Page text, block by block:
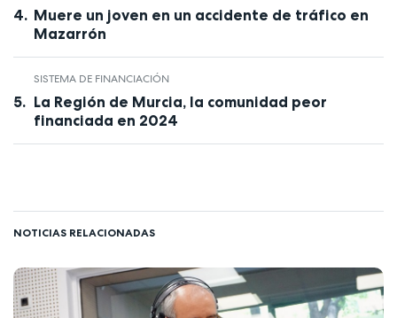
Muere un joven en un accidente de tráfico en
Mazarrón
SISTEMA DE FINANCIACIÓN
La Región de Murcia, la comunidad peor
financiada en 2024
NOTICIAS RELACIONADAS